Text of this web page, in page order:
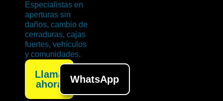
Especialistas en
aperturas sin
daños, cambio de
cerraduras, cajas
fuertes, vehículos
y comunidades.
Llama
ahora
WhatsApp